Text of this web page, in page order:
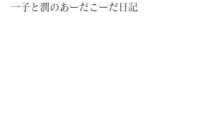
一子と潤のあーだこーだ日記